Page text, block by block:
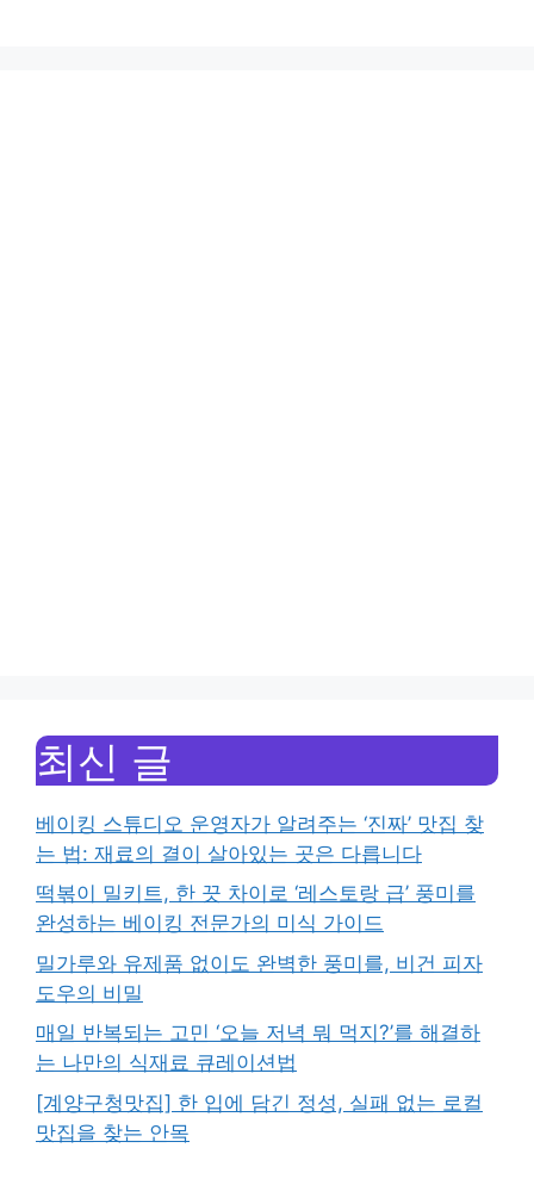
최신 글
베이킹 스튜디오 운영자가 알려주는 ‘진짜’ 맛집 찾
는 법: 재료의 결이 살아있는 곳은 다릅니다
떡볶이 밀키트, 한 끗 차이로 ‘레스토랑 급’ 풍미를
완성하는 베이킹 전문가의 미식 가이드
밀가루와 유제품 없이도 완벽한 풍미를, 비건 피자
도우의 비밀
매일 반복되는 고민 ‘오늘 저녁 뭐 먹지?’를 해결하
는 나만의 식재료 큐레이션법
[계양구청맛집] 한 입에 담긴 정성, 실패 없는 로컬
맛집을 찾는 안목